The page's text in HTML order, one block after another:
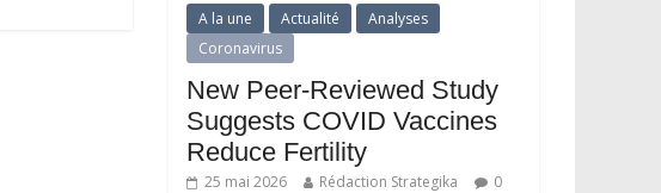
A la une Actualité
Analyses
Coronavirus
New Peer-Reviewed Study
Suggests COVID Vaccines
Reduce Fertility
25 mai 2026 Rédaction Strategika 0